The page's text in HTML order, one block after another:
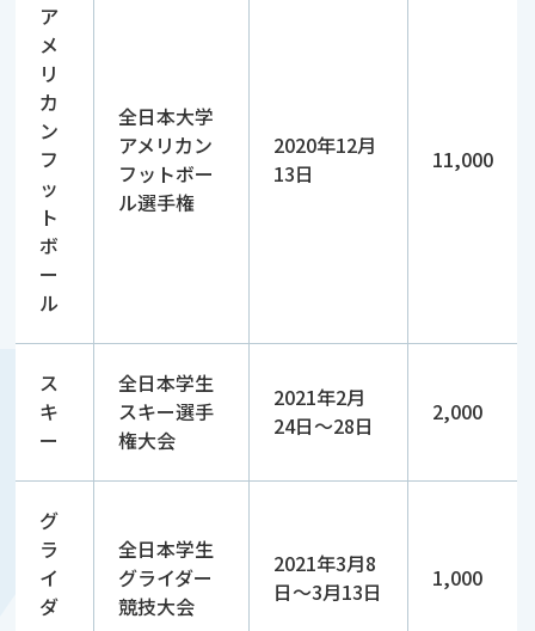
ア
メ
リ
カ
ン
フ
ッ
ト
ボ
ー
ル
全日本大学
アメリカン
フットボー
ル選手権
2020年12月
13日
11,000
ス
キ
ー
全日本学生
スキー選手
権大会
2021年2月
24日～28日
2,000
グ
ラ
イ
ダ
全日本学生
グライダー
競技大会
2021年3月8
日～3月13日
1,000